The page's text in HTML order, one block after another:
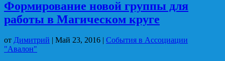
Формирование новой группы для
работы в Магическом круге
от Димитрий | Май 23, 2016 | События в Ассоциации
"Авалон"